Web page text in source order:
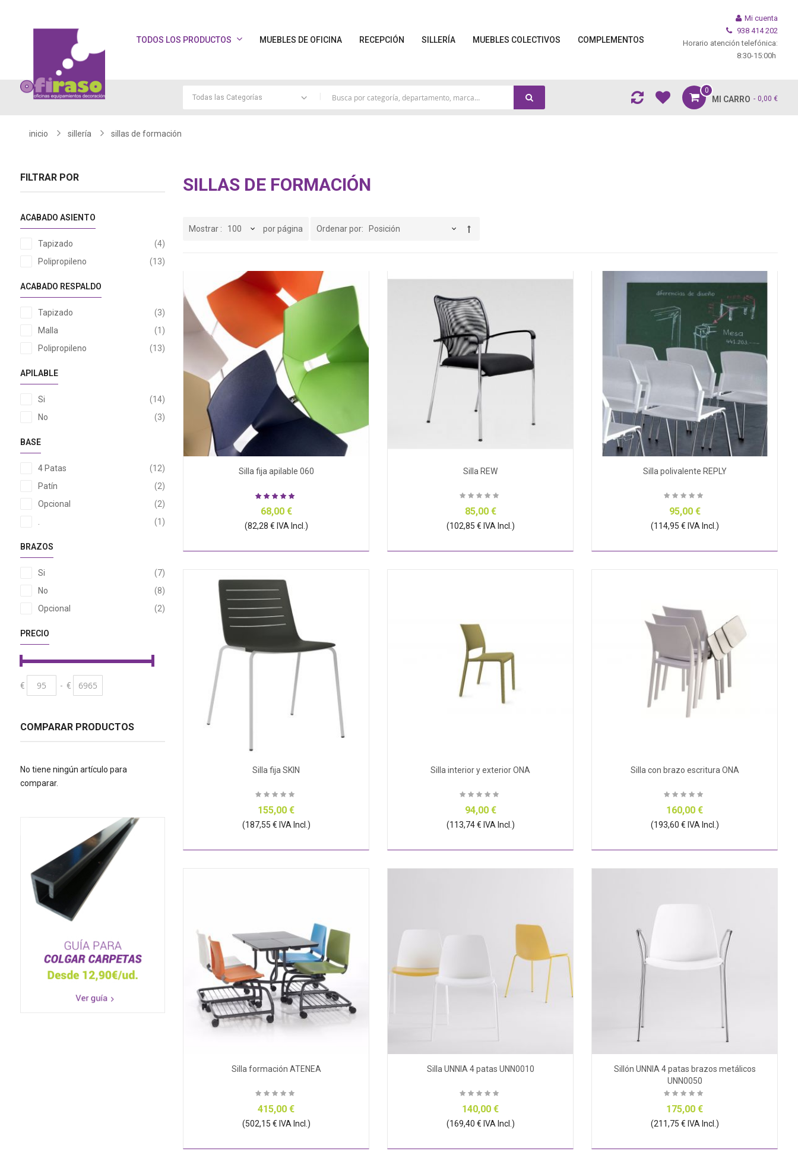
TODOS LOS PRODUCTOS MUEBLES DE OFICINA RECEPCIÓN SILLERÍA MUEBLES COLECTIVOS COMPLEMENTOS
Mi cuenta
938 414 202
Horario atención telefónica:
8:30-15:00h
MI CARRO
0
0,00 €
inicio sillería sillas de formación
FILTRAR POR
ACABADO ASIENTO
Tapizado 4artículos
Polipropileno
13artículos
ACABADO RESPALDO
Tapizado 3artículos
Malla
1 artículo
Polipropileno
13artículos
APILABLE
Si 14artículos
No
3artículos
BASE
4 Patas 12artículos
Patín
2artículos
Opcional
2artículos
1 artículo
BRAZOS
Si 7artículos
No
8artículos
Opcional
2artículos
PRECIO
€ - €
COMPARAR PRODUCTOS
No tiene ningún artículo para
comparar.
SILLAS DE FORMACIÓN
Mostrar por página Ordenar por
Silla fija apilable 060
68,00 €
(82,28 € IVA Incl.)
Silla REW
85,00 €
(102,85 € IVA Incl.)
Silla polivalente REPLY
95,00 €
(114,95 € IVA Incl.)
Silla fija SKIN
155,00 €
(187,55 € IVA Incl.)
Silla interior y exterior ONA
94,00 €
(113,74 € IVA Incl.)
Silla con brazo escritura ONA
160,00 €
(193,60 € IVA Incl.)
Silla formación ATENEA
415,00 €
(502,15 € IVA Incl.)
Silla UNNIA 4 patas UNN0010
140,00 €
(169,40 € IVA Incl.)
Sillón UNNIA 4 patas brazos metálicos
UNN0050
175,00 €
(211,75 € IVA Incl.)